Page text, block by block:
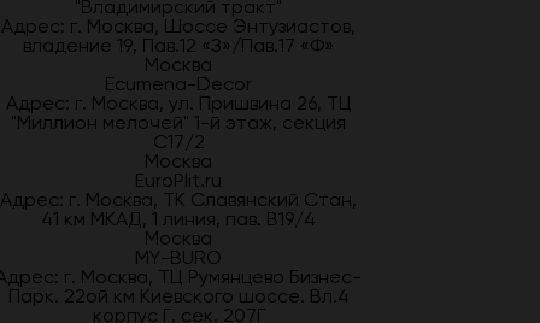
"Владимирский тракт"
Адрес: г. Москва, Шоссе Энтузиастов,
владение 19, Пав.12 «З»/Пав.17 «Ф»
Москва
Ecumena-Decor
Адрес: г. Москва, ул. Пришвина 26, ТЦ
"Миллион мелочей" 1-й этаж, секция
С17/2
Москва
EuroPlit.ru
Адрес: г. Москва, ТК Славянский Стан,
41 км МКАД, 1 линия, пав. В19/4
Москва
MY-BURO
г. Москва, ТЦ Румянцево Бизнес-
Парк. 22ой км Киевского шоссе. Вл.4
корпус Г, сек. 207Г